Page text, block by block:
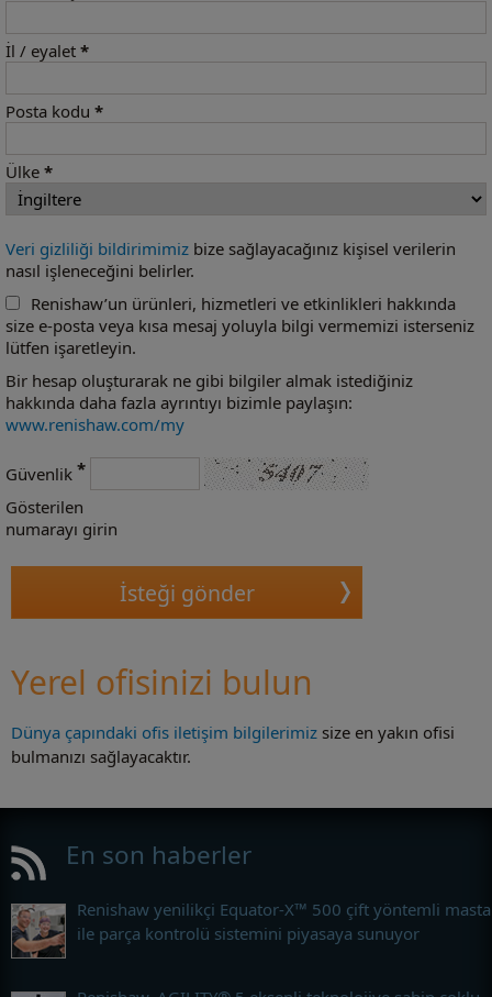
İl / eyalet *
Posta kodu *
Ülke *
Veri gizliliği bildirimimiz bize sağlayacağınız kişisel verilerin
nasıl işleneceğini belirler.
Renishaw’un ürünleri, hizmetleri ve etkinlikleri hakkında
size e-posta veya kısa mesaj yoluyla bilgi vermemizi isterseniz
lütfen işaretleyin.
Bir hesap oluşturarak ne gibi bilgiler almak istediğiniz
hakkında daha fazla ayrıntıyı bizimle paylaşın:
www.renishaw.com/my
Güvenlik *
Gösterilen
numarayı girin
Yerel ofisinizi bulun
Dünya çapındaki ofis iletişim bilgilerimiz size en yakın ofisi
bulmanızı sağlayacaktır.
En son haberler
Renishaw yenilikçi Equator-X™ 500 çift yöntemli
ile parça kontrolü sistemini piyasaya sunuyor